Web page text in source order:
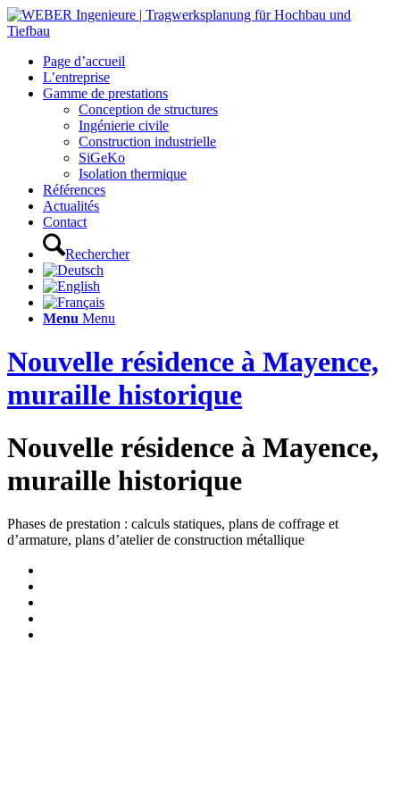
Page d’accueil
L’entreprise
Gamme de prestations
Conception de structures
Ingénierie civile
Construction industrielle
SiGeKo
Isolation thermique
Références
Actualités
Contact
Rechercher
Menu Menu
Nouvelle résidence à Mayence,
muraille historique
Nouvelle résidence à Mayence,
muraille historique
Phases de prestation : calculs statiques, plans de coffrage et
d’armature, plans d’atelier de construction métallique